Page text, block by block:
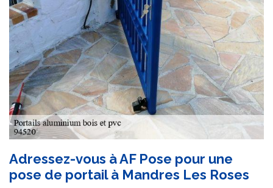
Adressez-vous à AF Pose pour une
pose de portail à Mandres Les Roses